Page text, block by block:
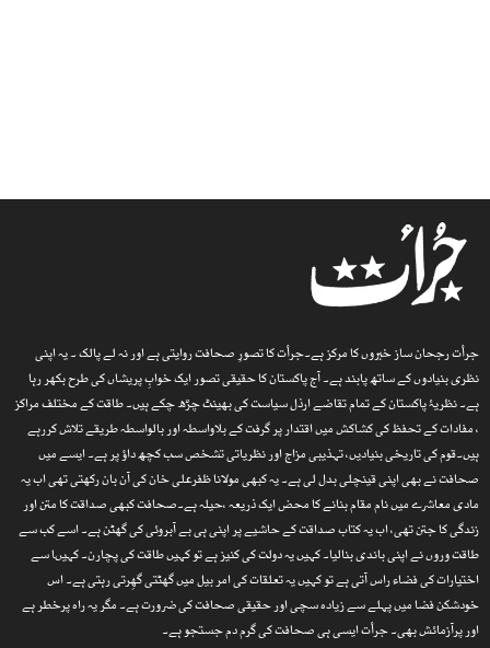
جرأت رجحان ساز خبروں کا مرکز ہے۔جرأت کا تصورِ صحافت روایتی ہے اور نہ لے پالک ۔ یہ اپنی
نظری بنیادوں کے ساتھ پابند ہے۔ آج پاکستان کا حقیقی تصور ایک خوابِ پریشاں کی طرح بکھر رہا
ہے۔ نظریۂ پاکستان کے تمام تقاضے ارذل سیاست کی بھینٹ چڑھ چکے ہیں۔ طاقت کے مختلف مراکز
، مفادات کے تحفظ کی کشاکش میں اقتدار پر گرفت کے بلاواسطہ اور بالواسطہ طریقے تلاش کررہے
ہیں۔قوم کی تاریخی بنیادیں، تہذیبی مزاج اور نظریاتی تشخص سب کچھ داؤ پر ہے۔ ایسے میں
صحافت نے بھی اپنی قینچلی بدل لی ہے۔ یہ کبھی مولانا ظفرعلی خان کی آن بان رکھتی تھی اب یہ
مادی معاشرے میں نام مقام بنانے کا محض ایک ذریعہ ،حیلہ ہے۔صحافت کبھی صداقت کا متن اور
زندگی کا جتن تھی، اب یہ کتاب صداقت کے حاشیے پر اپنی ہی بے آبروئی کی گھٹن ہے۔ اسے کب سے
طاقت وروں نے اپنی باندی بنالیا۔ کہیں یہ دولت کی کنیز ہے تو کہیں طاقت کی پچارن۔ کہیںا سے
اختیارات کی فضاء راس آتی ہے تو کہیں یہ تعلقات کی امر بیل میں گھٹتی گھِرتی رہتی ہے۔ اس
خودشکن فضا میں پہلے سے زیادہ سچی اور حقیقی صحافت کی ضرورت ہے۔ مگر یہ راہ پرخطر ہے
اور پرآزمائش بھی۔ جرأت ایسی ہی صحافت کی گرم دم جستجو ہے۔